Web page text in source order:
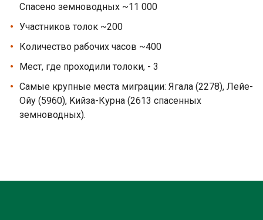
Спасено земноводных ~11 000
Участников толок ~200
Количество рабочих часов ~400
Мест, где проходили толоки, - 3
Самые крупные места миграции: Ягала (2278), Лейе-
Ойу (5960), Kийза-Курна (2613 спасенных
земноводных).